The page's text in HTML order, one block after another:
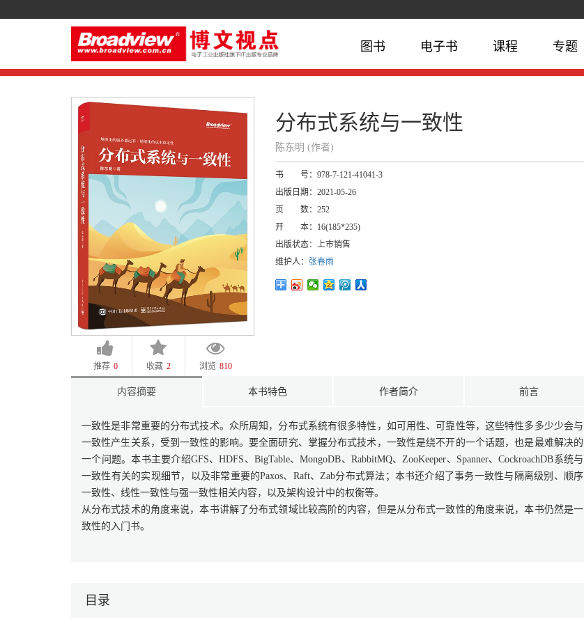
图书 电子书 课程 专题
推荐 0 收藏 2 浏览 810
分布式系统与一致性
陈东明 (作者)
书 号： 978-7-121-41041-3
出版日期： 2021-05-26
页 数： 252
开 本：
16(185*235)
出版状态： 上市销售
维护人：
张春雨
内容摘要 本书特色 作者简介 前言
一致性是非常重要的分布式技术。众所周知，分布式系统有很多特性，如可用性、可靠性等，这些特性多多少少会与
一致性产生关系，受到一致性的影响。要全面研究、掌握分布式技术，一致性是绕不开的一个话题，也是最难解决的
一个问题。本书主要介绍GFS、HDFS、BigTable、MongoDB、RabbitMQ、ZooKeeper、Spanner、CockroachDB系统与
一致性有关的实现细节，以及非常重要的Paxos、Raft、Zab分布式算法；本书还介绍了事务一致性与隔离级别、顺序
一致性、线性一致性与强一致性相关内容，以及架构设计中的权衡等。
从分布式技术的角度来说，本书讲解了分布式领域比较高阶的内容，但是从分布式一致性的角度来说，本书仍然是一
致性的入门书。
目录